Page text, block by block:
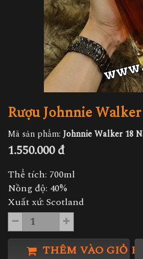
Rượu Johnnie
Mã sản phẩm: Johnnie Walker 18
1.550.000 đ
Thể tích: 700ml
Nồng độ: 40%
Xuất xứ: Scotland
THÊM VÀO GIỎ